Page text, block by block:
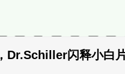
Dr.Schiller闪释小白